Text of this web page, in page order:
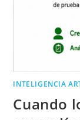
INTELIGENCIA
Cuando